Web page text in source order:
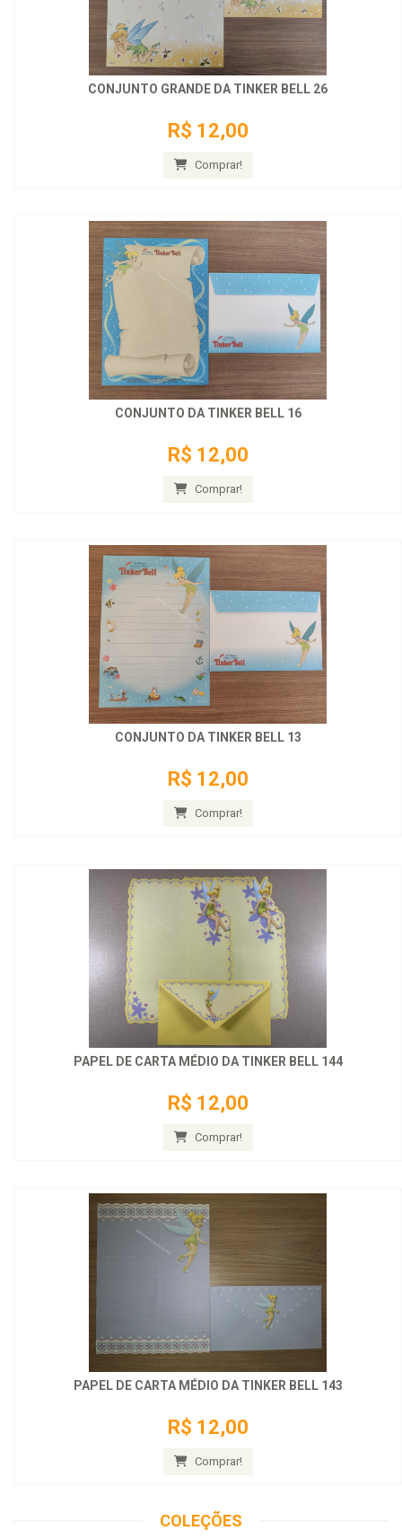
CONJUNTO GRANDE DA TINKER BELL 26
R$ 12,00
Comprar!
CONJUNTO DA TINKER BELL 16
R$ 12,00
Comprar!
CONJUNTO DA TINKER BELL 13
R$ 12,00
Comprar!
PAPEL DE CARTA MÉDIO DA TINKER BELL 144
R$ 12,00
Comprar!
PAPEL DE CARTA MÉDIO DA TINKER BELL 143
R$ 12,00
Comprar!
COLEÇÕES